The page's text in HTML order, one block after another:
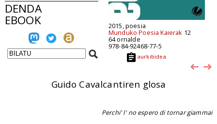
DENDA
EBOOK 2015, poesia
Munduko Poesia Kaierak 12
64 orrialde
978-84-92468-77-5
aurkibidea
Guido Cavalcantiren glosa
Perchi' I' no espero di tornar giammai